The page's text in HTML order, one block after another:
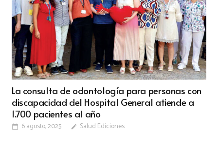
La consulta de odontología para personas con
discapacidad del Hospital General atiende a
1.700 pacientes al año
calendar_today 6 agosto, 2025 edit Salud Ediciones